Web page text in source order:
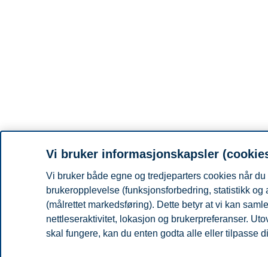
Vi bruker informasjonskapsler
Vi bruker både egne og tredjeparters cookies når
brukeropplevelse (funksjonsforbedring, statistikk
(målrettet markedsføring). Dette betyr at vi kan
nettleseraktivitet, lokasjon og brukerpreferanser.
skal fungere, kan du enten godta alle eller tilpasse